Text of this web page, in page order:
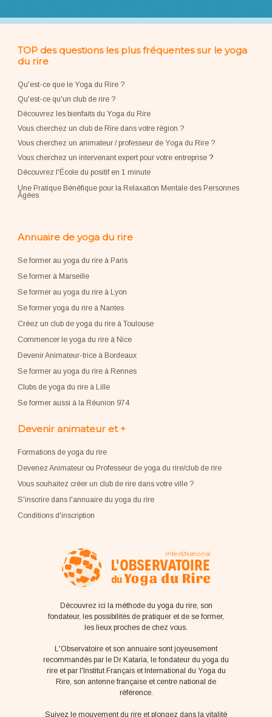
TOP des questions les plus fréquentes sur le yoga
du rire
Qu'est-ce que le Yoga du Rire ?
Qu'est-ce qu'un club de rire ?
Découvrez les bienfaits du Yoga du Rire
Vous cherchez un club de Rire dans votre région ?
Vous cherchez un animateur / professeur de Yoga du Rire ?
Vous cherchez un intervenant expert pour votre entreprise?
Découvrez l'École du positif en 1 minute
Une Pratique Bénéfique pour la Relaxation Mentale des Personnes
Âgées
Annuaire de yoga du rire
Se former au yoga du rire à Paris
Se former à Marseille
Se former au yoga du rire à Lyon
Se former yoga du rire à Nantes
Créez un club de yoga du rire à Toulouse
Commencer le yoga du rire à Nice
Devenir Animateur-trice à Bordeaux
Se former au yoga du rire à Rennes
Clubs de yoga du rire à Lille
Se former aussi à la Réunion 974
Devenir animateur et +
Formations de yoga du rire
Devenez Animateur ou Professeur de yoga du rire/club de rire
Vous souhaitez créer un club de rire dans votre ville ?
S'inscrire dans l'annuaire du yoga du rire
Conditions d'inscription
Découvrez ici la méthode du yoga du rire, son
fondateur, les possibilités de pratiquer et de se former,
les lieux proches de chez vous.
L'Observatoire et son annuaire sont joyeusement
recommandés par le Dr Kataria, le fondateur du yoga du
rire et par l'Institut Français et International du Yoga du
Rire, son antenne française et centre national de
référence.
Suivez le mouvement du rire et plongez dans la vitalité